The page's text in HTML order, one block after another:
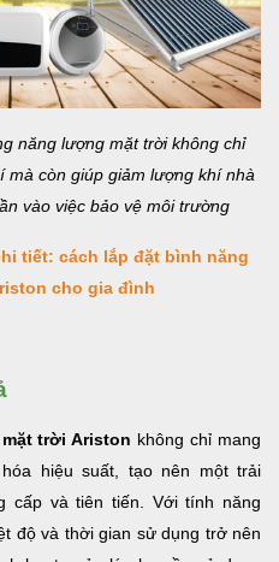
năng lượng mặt trời không chỉ
mà còn giúp giảm lượng khí nhà
vào việc bảo vệ môi trường
tiết: cách lắp đặt bình năng
cho gia đình
trời Ariston không chỉ mang
hiệu suất, tạo nên một trải
cấp và tiên tiến. Với tính năng
độ và thời gian sử dụng trở nên